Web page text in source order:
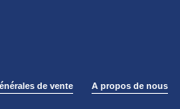
de vente A propos de nous